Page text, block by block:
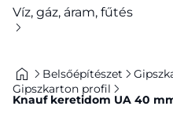
Víz, gáz, áram, fűtés
Belsőépítészet
Gipszkarton profil
Knauf keretidom UA 40